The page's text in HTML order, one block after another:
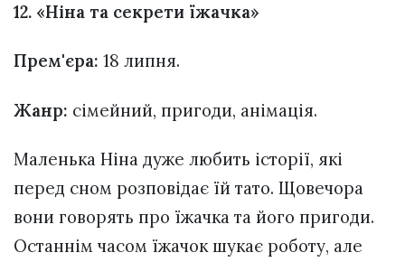
12. «Ніна та секрети їжачка»
Прем'єра: 18 липня.
Жанр: сімейний, пригоди, анімація.
Маленька Ніна дуже любить історії, які
перед сном розповідає їй тато. Щовечора
вони говорять про їжачка та його пригоди.
Останнім часом їжачок шукає роботу, але